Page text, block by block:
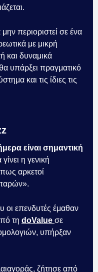
μην περιοριστεί σε ένα
με μικρή
και δυναμικά
υπάρξει πραγματικό
και τις ίδιες τις
είναι σημαντική
η γενική
αρκετοί
οι επενδυτές έμαθαν
τη doValue σε
υπήρξαν
ζήτησε από